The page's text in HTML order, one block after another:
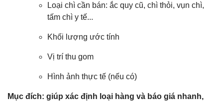
Loại chì cần bán: ắc quy cũ, chì thỏi, vụn chì,
tấm chì y tế...
Khối lượng ước tính
Vị trí thu gom
Hình ảnh thực tế (nếu có)
Mục đích: giúp xác định loại hàng và báo giá nhanh,